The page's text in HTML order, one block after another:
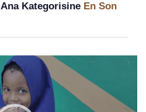
Ana Kategorisine En Son